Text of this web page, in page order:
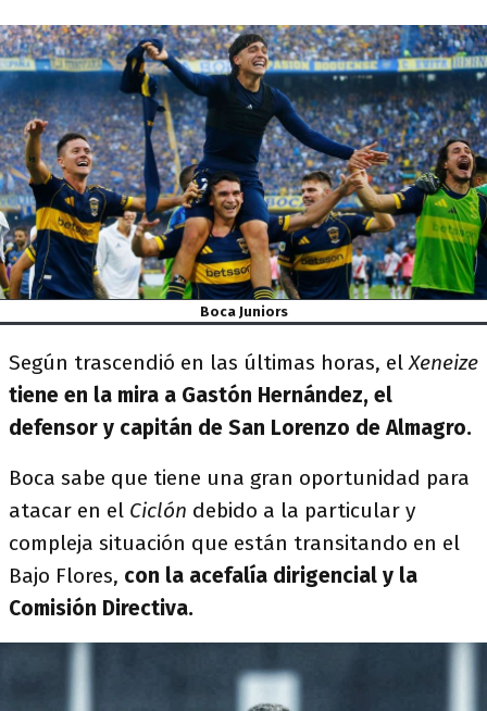
Boca Juniors
Según trascendió en las últimas horas, elXeneize
tiene en la mira a Gastón Hernández, el
defensor y capitán de San Lorenzo de Almagro.
Boca sabe que tiene una gran oportunidad para
atacar en el Ciclón debido a la particular y
compleja situación que están transitando en el
Bajo Flores, con la acefalía dirigencial y la
Comisión Directiva.